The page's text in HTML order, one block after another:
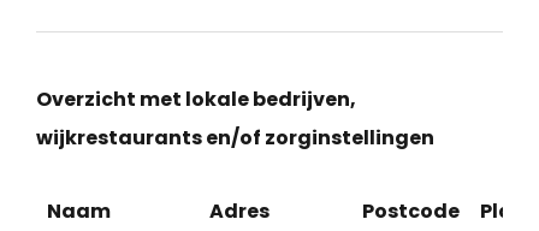
Overzicht met lokale bedrijven,
wijkrestaurants en/of zorginstellingen
Naam Adres Postcode